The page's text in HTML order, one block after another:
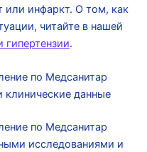
или инфаркт. О том, как
читайте в нашей
.
по Медсанитар
данные
по Медсанитар
исследованиями и